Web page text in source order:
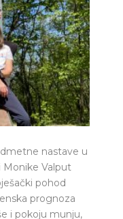
nastave u
Monike Valput
pohod
prognoza
i pokoju munju,